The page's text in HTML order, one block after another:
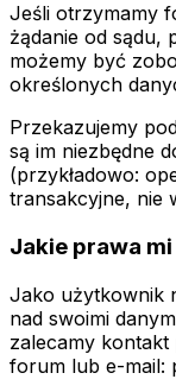
Jeśli otrzymamy
żądanie od sądu,
możemy być
określonych
Przekazujemy
są im niezbędne
(przykładowo:
transakcyjne, nie
Jakie prawa mi
Jako użytkownik
nad swoimi
zalecamy kontakt
forum lub e-mail: